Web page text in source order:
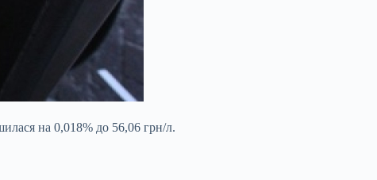
на 0,018% до 56,06 грн/л.